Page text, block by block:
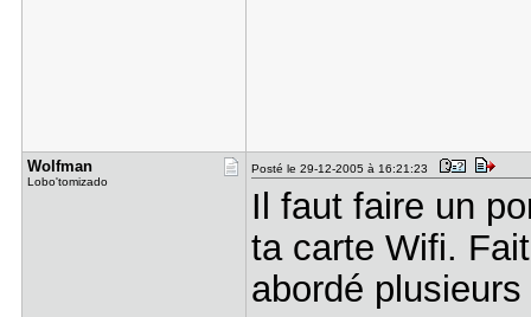
Wolfman
Lobo'tomizado
Posté le 29-12-2005 à 16:21:23
Il faut faire un
ta carte Wifi.
abordé